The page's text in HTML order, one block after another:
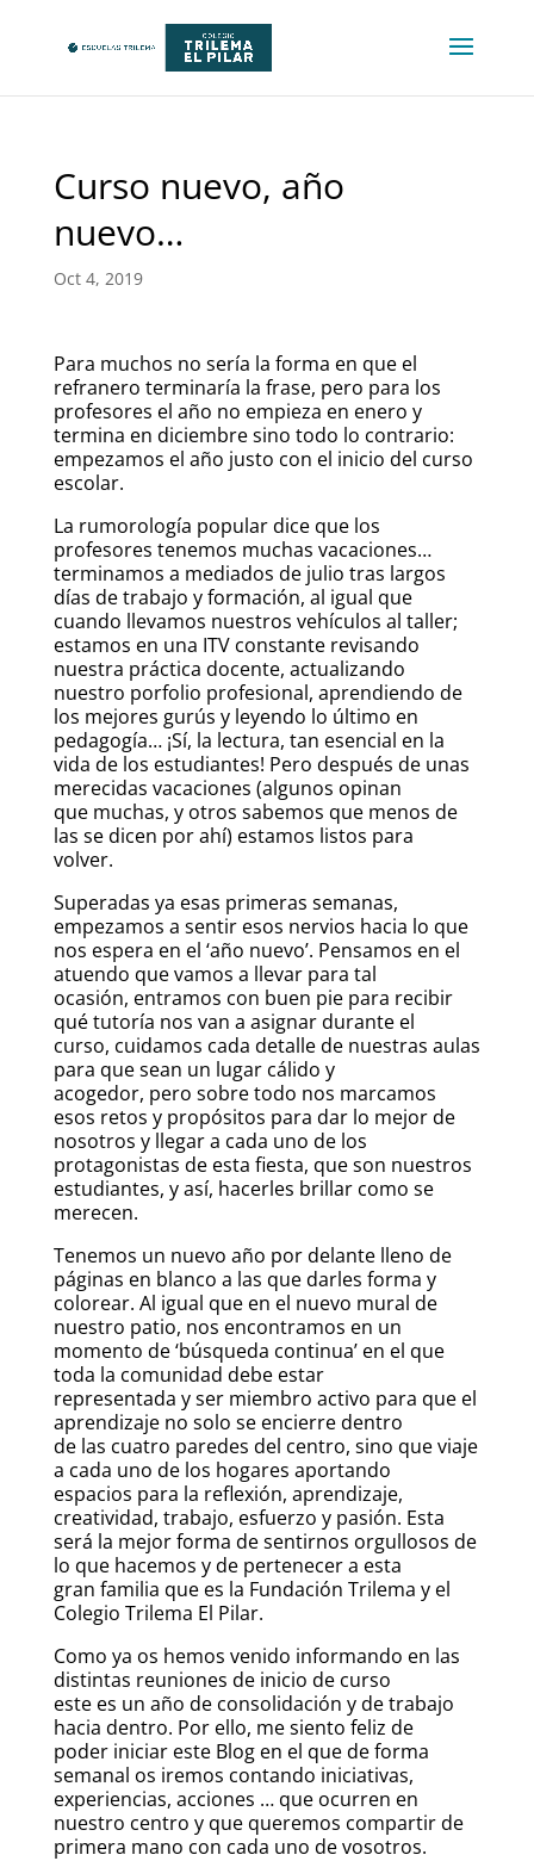
Curso nuevo, año
nuevo…
Oct 4, 2019
Para muchos no sería la forma en que el
refranero terminaría la frase, pero para los
profesores el año no empieza en enero y
termina en diciembre sino todo lo contrario:
empezamos el año justo con el inicio del curso
escolar.
La rumorología popular dice que los
profesores tenemos muchas vacaciones…
terminamos a mediados de julio tras largos
días de trabajo y formación, al igual que
cuando llevamos nuestros vehículos al taller;
estamos en una ITV constante revisando
nuestra práctica docente, actualizando
nuestro porfolio profesional, aprendiendo de
los mejores gurús y leyendo lo último en
pedagogía… ¡Sí, la lectura, tan esencial en la
vida de los estudiantes! Pero después de unas
merecidas vacaciones (algunos opinan
que muchas, y otros sabemos que menos de
las se dicen por ahí) estamos listos para
volver.
Superadas ya esas primeras semanas,
empezamos a sentir esos nervios hacia lo que
nos espera en el ‘año nuevo’. Pensamos en el
atuendo que vamos a llevar para tal
ocasión, entramos con buen pie para recibir
qué tutoría nos van a asignar durante el
curso, cuidamos cada detalle de nuestras aulas
para que sean un lugar cálido y
acogedor, pero sobre todo nos marcamos
esos retos y propósitos para dar lo mejor de
nosotros y llegar a cada uno de los
protagonistas de esta fiesta, que son nuestros
estudiantes, y así, hacerles brillar como se
merecen.
Tenemos un nuevo año por delante lleno de
páginas en blanco a las que darles forma y
colorear. Al igual que en el nuevo mural de
nuestro patio, nos encontramos en un
momento de ‘búsqueda continua’ en el que
toda la comunidad debe estar
representada y ser miembro activo para que el
aprendizaje no solo se encierre dentro
de las cuatro paredes del centro, sino que viaje
a cada uno de los hogares aportando
espacios para la reflexión, aprendizaje,
creatividad, trabajo, esfuerzo y pasión. Esta
será la mejor forma de sentirnos orgullosos de
lo que hacemos y de pertenecer a esta
gran familia que es la Fundación Trilema y el
Colegio Trilema El Pilar.
Como ya os hemos venido informando en las
distintas reuniones de inicio de curso
este es un año de consolidación y de trabajo
hacia dentro. Por ello, me siento feliz de
poder iniciar este Blog en el que de forma
semanal os iremos contando iniciativas,
experiencias, acciones … que ocurren en
nuestro centro y que queremos compartir de
primera mano con cada uno de vosotros.